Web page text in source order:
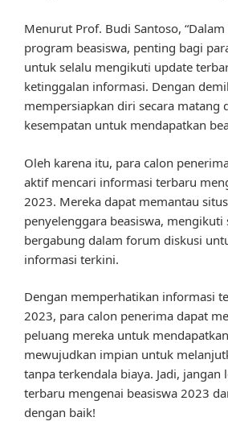
Menurut Prof. Budi Santoso,
program beasiswa, penting bagi
untuk selalu mengikuti update
ketinggalan informasi. Dengan
mempersiapkan diri secara matang
kesempatan untuk mendapatkan
Oleh karena itu, para calon
aktif mencari informasi terbaru
2023. Mereka dapat memantau
penyelenggara beasiswa, mengikuti
bergabung dalam forum diskusi
informasi terkini.
Dengan memperhatikan informasi
2023, para calon penerima dapat
peluang mereka untuk
mewujudkan impian untuk
tanpa terkendala biaya. Jadi, jangan
terbaru mengenai beasiswa 2023
dengan baik!